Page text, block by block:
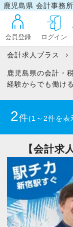
鹿児島県 会計事務
会員登録 ログイン
会計求人プラス
鹿児島県の会計・
経験からでも働け
2件(1～2件を表
正社員(1)
税理士(2)
税理士科目合格
【会計求